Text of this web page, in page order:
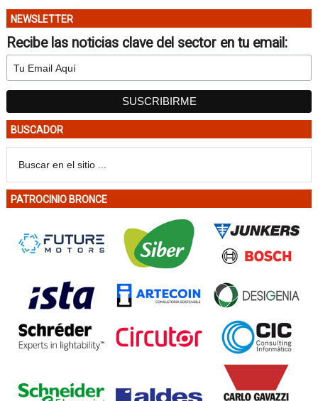
NEWSLETTER
Recibe las noticias clave del sector en tu email:
BUSCADOR
PATROCINIO BRONCE